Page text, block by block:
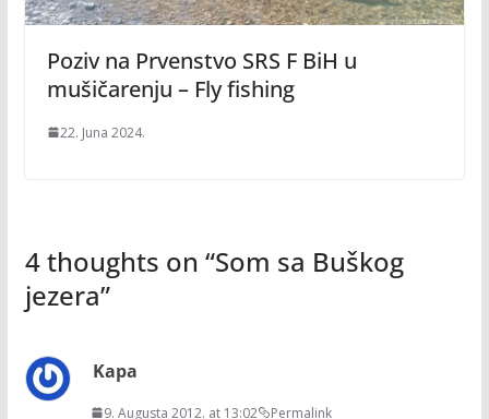
Poziv na Prvenstvo SRS F BiH u
mušičarenju – Fly fishing
22. Juna 2024.
4 thoughts on “Som sa Buškog
jezera”
Kapa
9. Augusta 2012. at 13:02 Permalink